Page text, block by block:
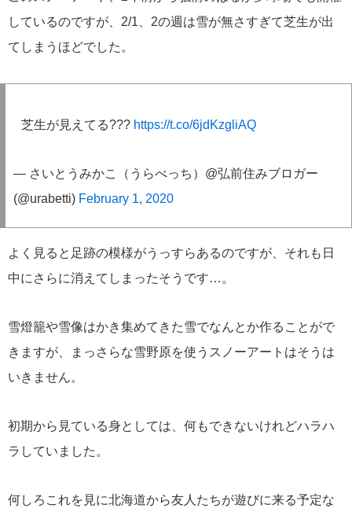
しているのですが、2/1、2の週は雪が無さすぎて芝生が出
てしまうほどでした。
芝生が見えてる??? https://t.co/6jdKzgliAQ
— さいとうみかこ（うらべっち）@弘前住みブロガー
(@urabetti) February 1, 2020
よく見ると足跡の模様がうっすらあるのですが、それも日
中にさらに消えてしまったそうです…。
雪燈籠や雪像はかき集めてきた雪でなんとか作ることがで
きますが、まっさらな雪野原を使うスノーアートはそうは
いきません。
初期から見ている身としては、何もできないけれどハラハ
ラしていました。
何しろこれを見に北海道から友人たちが遊びに来る予定な